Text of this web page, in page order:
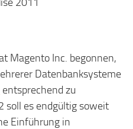
Magento Inc. begonnen,
Datenbanksysteme
entsprechend zu
soll es endgültig soweit
Einführung in